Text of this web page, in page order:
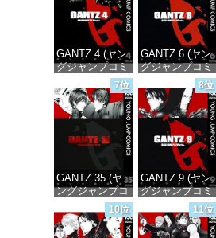
GANTZ 4 (ヤン
グジャンプコミ
ックスDIGITAL)
価格：¥100
GANTZ 6 (ヤン
グジャンプコミ
ックスDIGITAL)
価格：¥100
7位
GANTZ 35 (ヤ
ングジャンプコ
DIGITAL)
8位
GANTZ 9 (ヤン
グジャンプコミ
ックスDIGITAL)
価格：¥100
10位 11位